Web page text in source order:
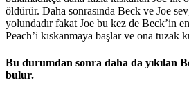
öldürür. Daha sonrasında Beck ve Joe
yolundadır fakat Joe bu kez de Beck’in
Peach’i kıskanmaya başlar ve ona tuzak
Bu durumdan sonra daha da yıkılan
bulur.